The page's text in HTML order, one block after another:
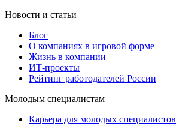
Новости и статьи
Блог
О компаниях в игровой форме
Жизнь в компании
ИТ-проекты
Рейтинг работодателей России
Молодым специалистам
Карьера для молодых специалистов